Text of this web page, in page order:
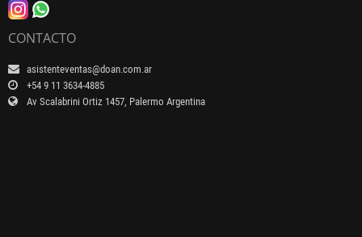
CONTACTO
asistenteventas@doan.com.ar
+54 9 11 3634-4885
Av Scalabrini Ortiz 1457, Palermo Argentina